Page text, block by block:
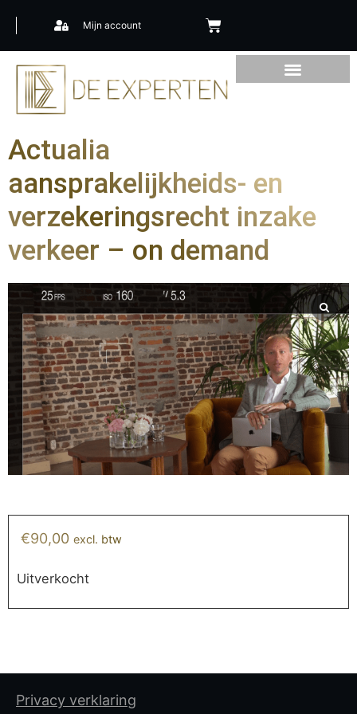
Mijn account
Actualia
aansprakelijkheids- en
verzekeringsrecht inzake
verkeer – on demand
€90,00 excl. btw
Uitverkocht
Privacy verklaring